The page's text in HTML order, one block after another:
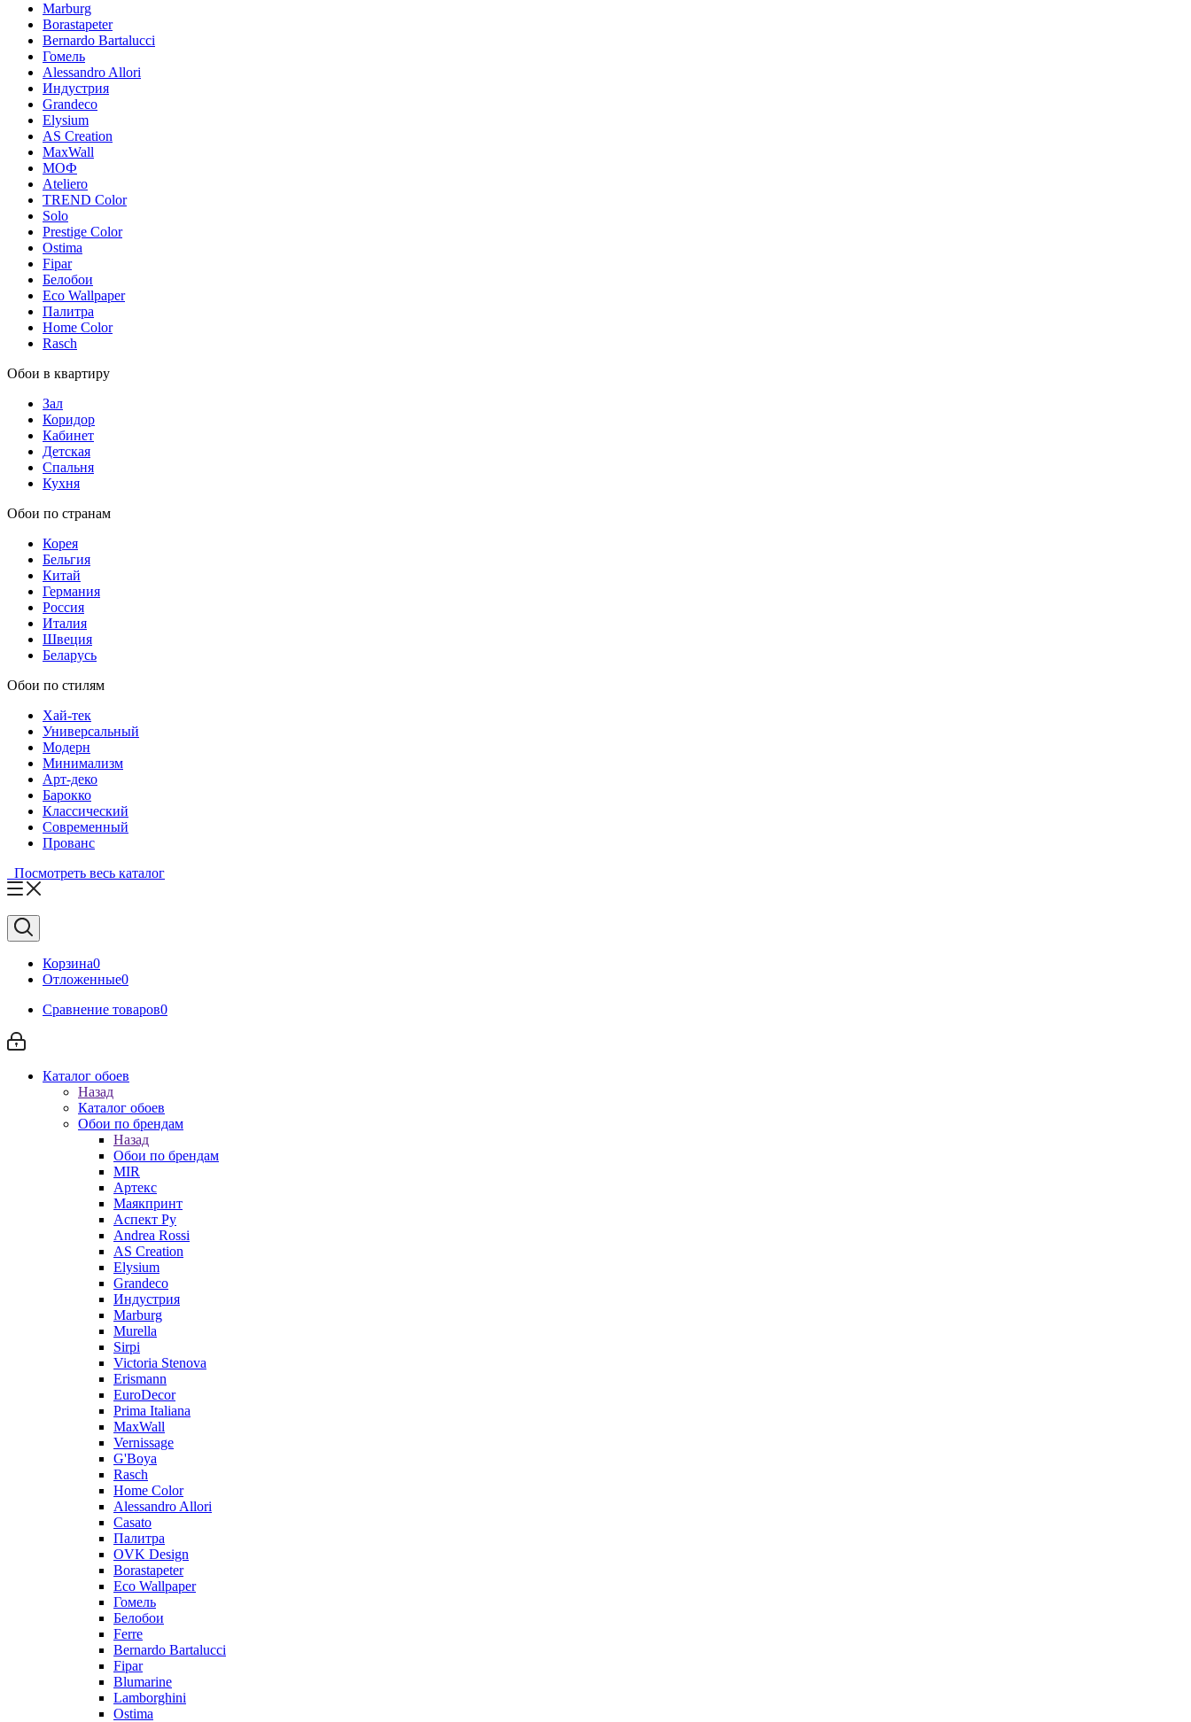
Marburg
Borastapeter
Bernardo Bartalucci
Гомель
Alessandro Allori
Индустрия
Grandeco
Elysium
AS Creation
MaxWall
МОФ
Ateliero
TREND Color
Solo
Prestige Color
Ostima
Fipar
Белобои
Eco Wallpaper
Палитра
Home Color
Rasch
Обои в квартиру
Зал
Коридор
Кабинет
Детская
Спальня
Кухня
Обои по странам
Корея
Бельгия
Китай
Германия
Россия
Италия
Швеция
Беларусь
Обои по стилям
Хай-тек
Универсальный
Модерн
Минимализм
Арт-деко
Барокко
Классический
Современный
Прованс
Посмотреть весь каталог
Корзина0
Отложенные0
Сравнение товаров0
Каталог обоев
Назад
Каталог обоев
Обои по брендам
Назад
Обои по брендам
MIR
Артекс
Маякпринт
Аспект Ру
Andrea Rossi
AS Creation
Elysium
Grandeco
Индустрия
Marburg
Murella
Sirpi
Victoria Stenova
Erismann
EuroDecor
Prima Italiana
MaxWall
Vernissage
G'Boya
Rasch
Home Color
Alessandro Allori
Casato
Палитра
OVK Design
Borastapeter
Eco Wallpaper
Гомель
Белобои
Ferre
Bernardo Bartalucci
Fipar
Blumarine
Lamborghini
Ostima